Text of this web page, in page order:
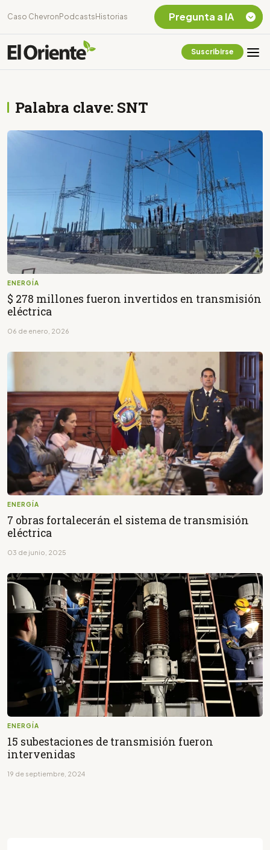
Caso Chevron Podcasts Historias
Suscribirse
Palabra clave: SNT
ENERGÍA
$ 278 millones fueron invertidos en transmisión
eléctrica
06 de enero, 2026
ENERGÍA
7 obras fortalecerán el sistema de transmisión
eléctrica
03 de junio, 2025
ENERGÍA
15 subestaciones de transmisión fueron
intervenidas
19 de septiembre, 2024
Pregunta a IA
Amazonia Ecuatoriana
¿En que consiste la
tasa minera que rige en
Ecuador?